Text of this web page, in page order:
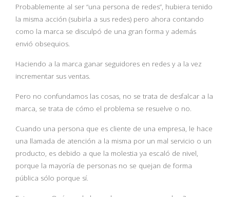
Probablemente al ser “una persona de redes”, hubiera tenido
la misma acción (subirla a sus redes) pero ahora contando
como la marca se disculpó de una gran forma y además
envió obsequios.
Haciendo a la marca ganar seguidores en redes y a la vez
incrementar sus ventas.
Pero no confundamos las cosas, no se trata de desfalcar a la
marca, se trata de cómo el problema se resuelve o no.
Cuando una persona que es cliente de una empresa, le hace
una llamada de atención a la misma por un mal servicio o un
producto, es debido a que la molestia ya escaló de nivel,
porque la mayoría de personas no se quejan de forma
pública sólo porque sí.